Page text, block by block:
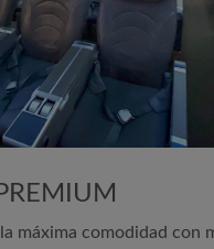
máxima comodidad con